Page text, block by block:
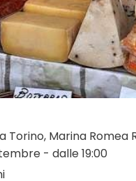
Torino, Marina Romea
- dalle 19:00